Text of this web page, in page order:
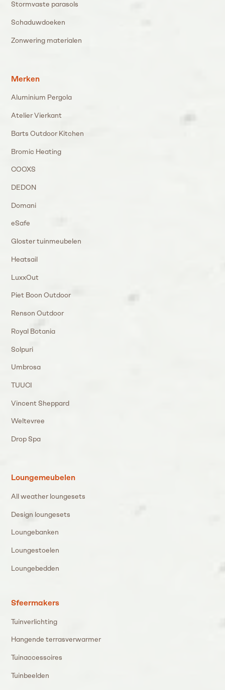
Merken
Aluminium Pergola
Atelier Vierkant
Barts Outdoor Kitchen
Bromic Heating
COOXS
DEDON
Domani
eSafe
Gloster tuinmeubelen
Heatsail
LuxxOut
Piet Boon Outdoor
Renson Outdoor
Royal Botania
Solpuri
Umbrosa
TUUCI
Vincent Sheppard
Weltevree
Drop Spa
Loungemeubelen
All weather loungesets
Design loungesets
Loungebanken
Loungestoelen
Loungebedden
Sfeermakers
Tuinverlichting
Hangende terrasverwarmer
Tuinaccessoires
Tuinbeelden
Stormvaste parasols
Schaduwdoeken
Zonwering materialen